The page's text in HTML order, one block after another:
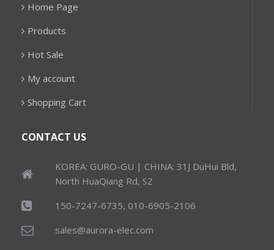
Home Page
Products
Hot Sale
My account
Shopping Cart
CONTACT US
KOREA: GURO-GU | CHINA: 31J DuHui Bld,
North HuaQiang Rd, SZ
150-7247-6735, 010-6905-2106
sales@aurora-elec.com